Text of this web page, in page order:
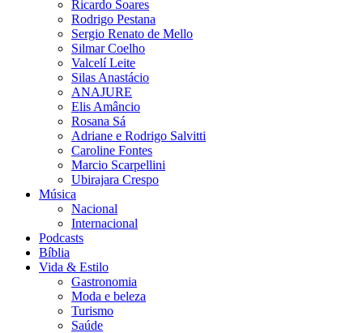
Ricardo Soares
Rodrigo Pestana
Sergio Renato de Mello
Silmar Coelho
Valcelí Leite
Silas Anastácio
ANAJURE
Elis Amâncio
Rosana Sá
Adriane e Rodrigo Salvitti
Caroline Fontes
Marcio Scarpellini
Ubirajara Crespo
Música
Nacional
Internacional
Podcasts
Bíblia
Vida & Estilo
Gastronomia
Moda e beleza
Turismo
Saúde